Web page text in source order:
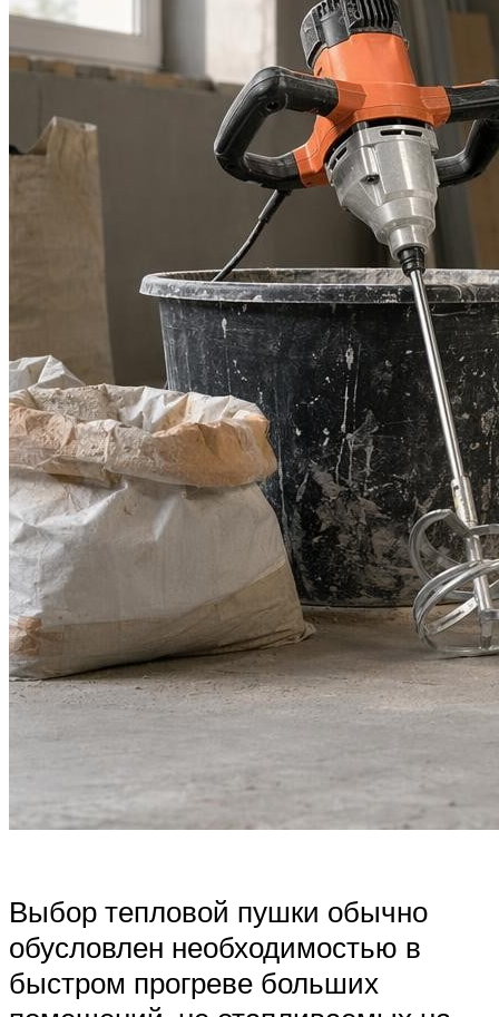
Выбор тепловой пушки обычно
обусловлен необходимостью в
быстром прогреве больших